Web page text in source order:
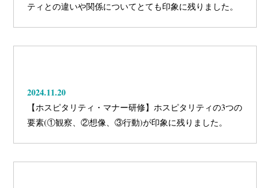
ティとの違いや関係についてとても印象に残りました。
2024.11.20
【ホスピタリティ・マナー研修】ホスピタリティの3つの
要素(①観察、②想像、③行動)が印象に残りました。